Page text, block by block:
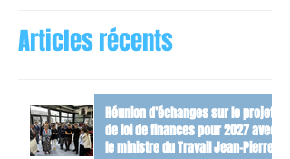
Articles récents
Réunion d’échanges sur le projet
de loi de finances pour 2027 avec
le ministre du Travail Jean-Pierre